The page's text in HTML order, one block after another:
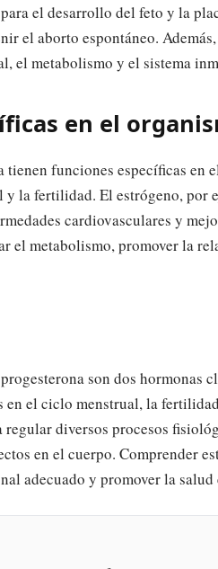
el desarrollo del feto y la
el aborto espontáneo.
el metabolismo y el sistema
en el
funciones específicas en
la fertilidad. El estrógeno, por
cardiovasculares y
el metabolismo, promover la
son dos hormonas
en el ciclo menstrual, la
regular diversos procesos
en el cuerpo. Comprender
adecuado y promover la salud